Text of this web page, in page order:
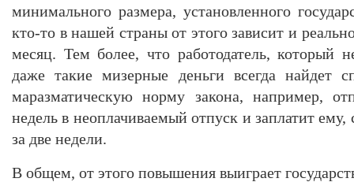
минимального размера, установленного
кто-то в нашей страны от этого зависит и
месяц. Тем более, что работодатель, который
даже такие мизерные деньги всегда найдет
маразматическую норму закона, например,
недель в неоплачиваемый отпуск и заплатит
за две недели.
В общем, от этого повышения выиграет